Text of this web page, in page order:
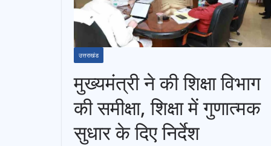
उत्तराखंड
मुख्यमंत्री ने की शिक्षा विभाग
की समीक्षा, शिक्षा में गुणात्मक
सुधार के दिए निर्देश